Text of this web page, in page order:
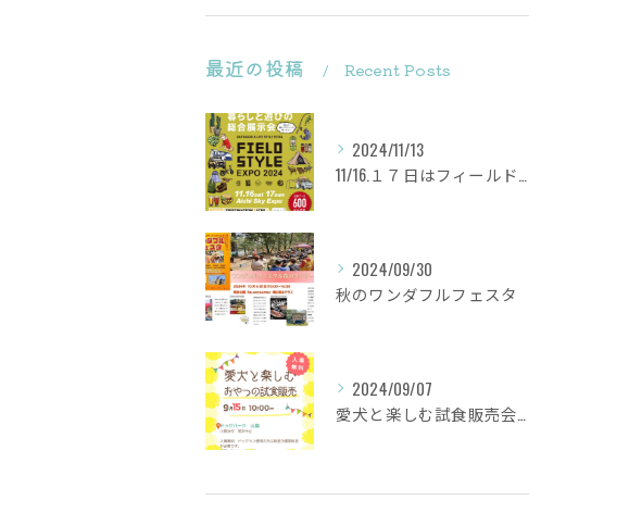
最近の投稿 Recent Posts
2024/11/13
11/16.１７日はフィールドスタイルに出店致します
2024/09/30
秋のワンダフルフェスタ
2024/09/07
愛犬と楽しむ試食販売会を行います。